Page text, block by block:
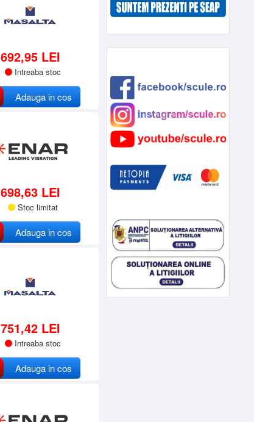
692,95 LEI
Intreaba stoc
Adauga in cos
698,63 LEI
Stoc limitat
Adauga in cos
751,42 LEI
Intreaba stoc
Adauga in cos